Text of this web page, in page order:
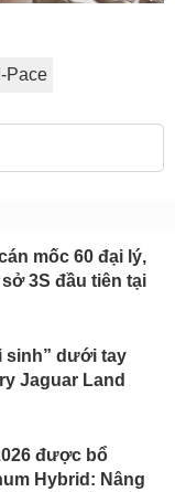
Pace
mốc 60 đại lý,
3S đầu tiên tại
sinh” dưới tay
Jaguar Land
được bổ
Hybrid: Nâng